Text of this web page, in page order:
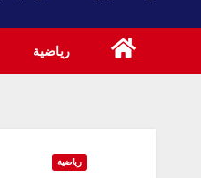
رياضية
رياضية